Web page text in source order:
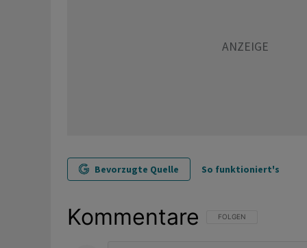
Bevorzugte Quelle So funktioniert's
Kommentare FOLGE DIESER
FOLGEN